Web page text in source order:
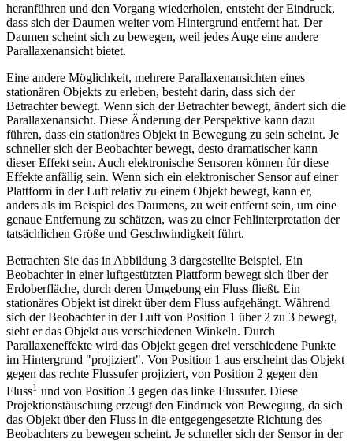
heranführen und den Vorgang wiederholen, entsteht der Eindruck,
dass sich der Daumen weiter vom Hintergrund entfernt hat. Der
Daumen scheint sich zu bewegen, weil jedes Auge eine andere
Parallaxenansicht bietet.
Eine andere Möglichkeit, mehrere Parallaxenansichten eines
stationären Objekts zu erleben, besteht darin, dass sich der
Betrachter bewegt. Wenn sich der Betrachter bewegt, ändert sich die
Parallaxenansicht. Diese Änderung der Perspektive kann dazu
führen, dass ein stationäres Objekt in Bewegung zu sein scheint. Je
schneller sich der Beobachter bewegt, desto dramatischer kann
dieser Effekt sein. Auch elektronische Sensoren können für diese
Effekte anfällig sein. Wenn sich ein elektronischer Sensor auf einer
Plattform in der Luft relativ zu einem Objekt bewegt, kann er,
anders als im Beispiel des Daumens, zu weit entfernt sein, um eine
genaue Entfernung zu schätzen, was zu einer Fehlinterpretation der
tatsächlichen Größe und Geschwindigkeit führt.
Betrachten Sie das in Abbildung 3 dargestellte Beispiel. Ein
Beobachter in einer luftgestützten Plattform bewegt sich über der
Erdoberfläche, durch deren Umgebung ein Fluss fließt. Ein
stationäres Objekt ist direkt über dem Fluss aufgehängt. Während
sich der Beobachter in der Luft von Position 1 über 2 zu 3 bewegt,
sieht er das Objekt aus verschiedenen Winkeln. Durch
Parallaxeneffekte wird das Objekt gegen drei verschiedene Punkte
im Hintergrund "projiziert". Von Position 1 aus erscheint das Objekt
gegen das rechte Flussufer projiziert, von Position 2 gegen den
Fluss1 und von Position 3 gegen das linke Flussufer. Diese
Projektionstäuschung erzeugt den Eindruck von Bewegung, da sich
das Objekt über den Fluss in die entgegengesetzte Richtung des
Beobachters zu bewegen scheint. Je schneller sich der Sensor in der